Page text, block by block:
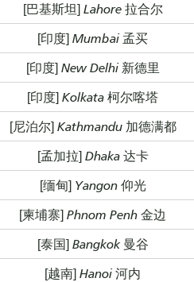
[巴基斯坦] Lahore 拉合尔
[印度] Mumbai 孟买
[印度] New Delhi 新德里
[印度] Kolkata 柯尔喀塔
[尼泊尔] Kathmandu 加德满都
[孟加拉] Dhaka 达卡
[缅甸] Yangon 仰光
[柬埔寨] Phnom Penh 金边
[泰国] Bangkok 曼谷
[越南] Hanoi 河内